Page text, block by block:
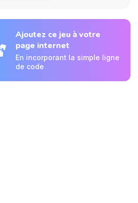
Ajoutez ce jeu à votre
page internet
En incorporant la simple ligne
de code